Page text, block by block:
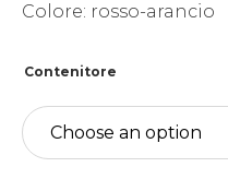
Colore: rosso-arancio
Contenitore